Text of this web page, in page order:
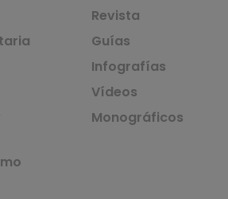
Revista
Guías
Infografías
Vídeos
Monográficos